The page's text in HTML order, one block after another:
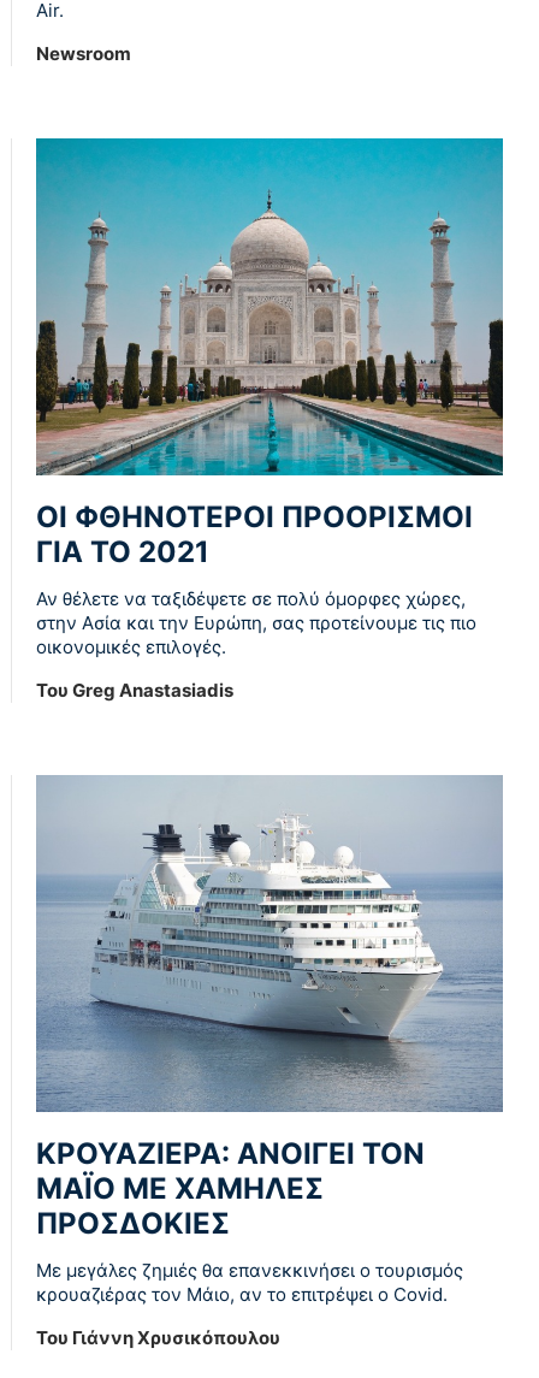
Air.
Newsroom
ΟΙ ΦΘΗΝΟΤΕΡΟΙ ΠΡΟΟΡΙΣΜΟΙ
ΓΙΑ ΤΟ 2021
Αν θέλετε να ταξιδέψετε σε πολύ όμορφες χώρες,
στην Ασία και την Ευρώπη, σας προτείνουμε τις πιο
οικονομικές επιλογές.
Του Greg Anastasiadis
ΚΡΟΥΑΖΙΕΡΑ: ΑΝΟΙΓΕΙ ΤΟΝ
ΜΑΪΟ ΜΕ ΧΑΜΗΛΕΣ
ΠΡΟΣΔΟΚΙΕΣ
Με μεγάλες ζημιές θα επανεκκινήσει ο τουρισμός
κρουαζιέρας τον Μάιο, αν το επιτρέψει ο Covid.
Του Γιάννη Χρυσικόπουλου